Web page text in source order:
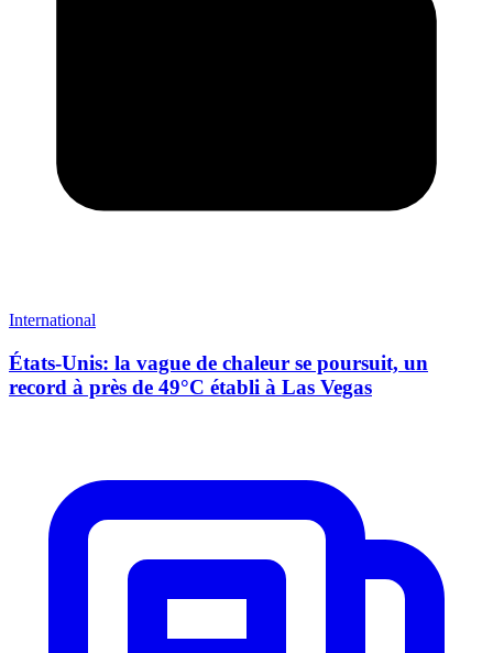
International
États-Unis: la vague de chaleur se poursuit, un
record à près de 49°C établi à Las Vegas